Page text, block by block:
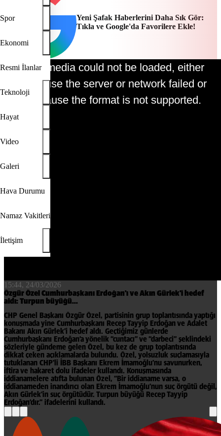
Spor
Ekonomi
Resmi İlanlar
Teknoloji
Hayat
Video
Galeri
Hava Durumu
Namaz Vakitleri
İletişim
Yeni Şafak Haberlerini Daha Sık Gör:
Tıkla ve Google'da Favorilere Ekle!
This is a modal window.
The media could not be loaded, either
because the server or network failed or
because the format is not supported.
15:44, 24/03/2026
Özgür Özel Cumhurbaşkanı Erdoğan'ı ve Akın Gürlek'i hedef
aldı: Turpun büyüğü...
CHP Genel Başkanı Özgür Özel, partisinin grup toplantısında yaptığı
konuşmada yine Cumhurbaşkanı Recep Tayyip Erdoğan ve Adalet
Bakanı Akın Gürlek’i hedef aldı. Geçtiğimiz günlerde
Cumhurbaşkanı Erdoğan’a yönelik “cuntacı” ve “darbeci” şeklindeki
sözleriyle gündeme gelen Özel, bu kez de grup toplantısında
dikkat çeken açıklamalarda bulundu. Özel, yolsuzluk suçlamasıyla
tutuklanan CHP'li İBB Başkanı Ekrem İmamoğlu’nu savunurken,
iftira ve hakaret dolu ifadeler kullandı. Konuşmasında
iddianamelere atıfta bulunan Özel, “Bir iddianame varsa, o
iddianameden inandırıcı olan Ekrem İmamoğlu’nun suç örgütü değil,
Akın Gürlek’in suç örgütüdür. Turpun büyüğü Recep Tayyip
Erdoğan’dır.” ifadelerini kullandı.